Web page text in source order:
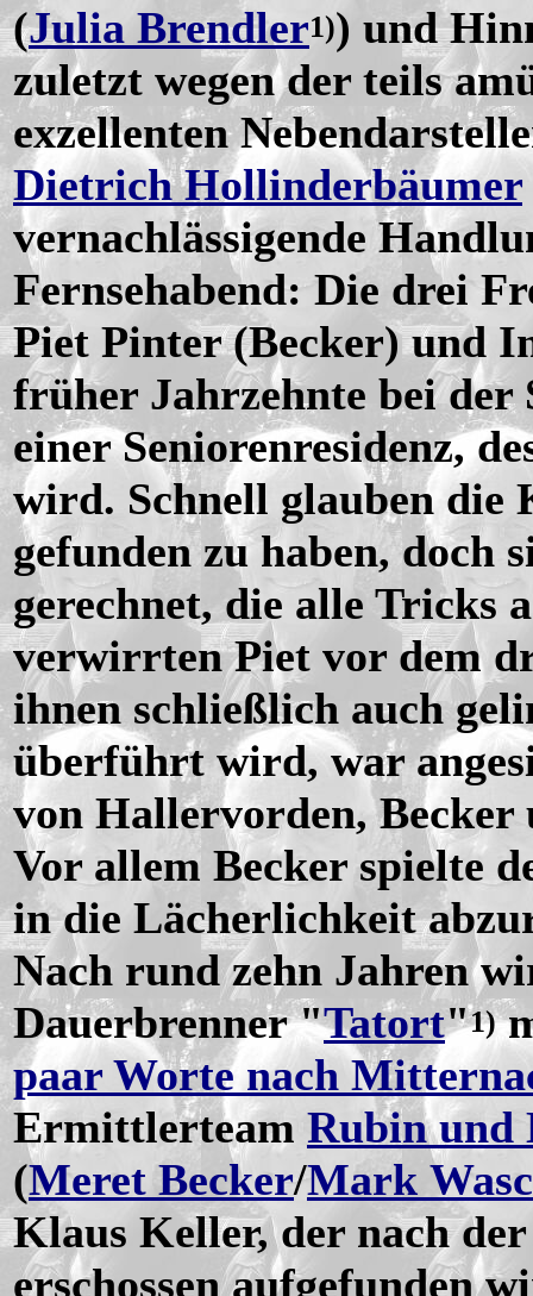
(Julia Brendler1)) und
zuletzt wegen der teils
exzellenten
Dietrich Hollinderbäumer
vernachlässigende
Fernsehabend: Die drei
Piet Pinter (Becker) und
früher Jahrzehnte bei der
einer Seniorenresidenz,
wird. Schnell glauben die
gefunden zu haben, doch
gerechnet, die alle Tricks
verwirrten Piet vor dem
ihnen schließlich auch
überführt wird, war
von Hallervorden, Becker
Vor allem Becker spielte
in die Lächerlichkeit
Nach rund zehn Jahren
Dauerbrenner "Tatort"1)
paar Worte nach
Ermittlerteam Rubin und
(Meret Becker/Mark
Klaus Keller, der nach
erschossen aufgefunden